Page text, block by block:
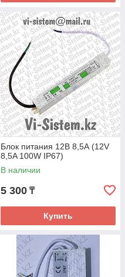
Блок питания 12В 8,5А (12V
8,5A 100W IP67)
В наличии
5 300 ₸
Купить